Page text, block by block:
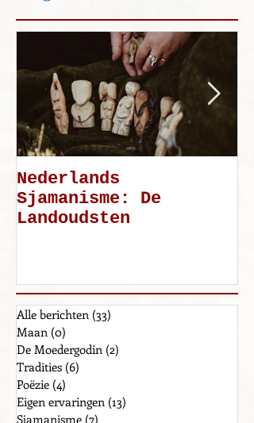
Uitgelichte berichten
Nederlands
Sjamanisme: De
Alle berichten
Maan (0)0 posts
De Moedergodin
Tradities
Poëzie (4)4 posts